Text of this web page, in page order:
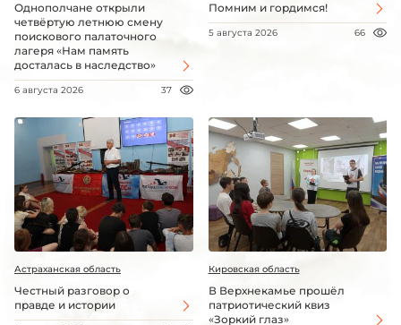
Однополчане открыли
четвёртую летнюю смену
поискового палаточного
лагеря «Нам память
досталась в наследство»
6 августа 2026 37
Помним и гордимся!
5 августа 2026 66
Астраханская область
Честный разговор о
правде и истории
Кировская область
В Верхнекамье прошёл
патриотический квиз
«Зоркий глаз»